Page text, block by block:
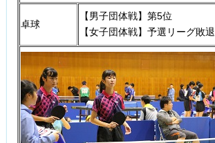
卓球
【男子団体戦】第5位
【女子団体戦】予選リーグ敗退